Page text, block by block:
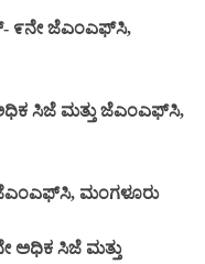
೯ನೇ ಜೆಎಂಎಫ್‌ಸಿ,
ಅಧಿಕ ಸಿಜೆ ಮತ್ತು ಜೆಎಂಎಫ್‌ಸಿ,
ಮಂಗಳೂರು
ಅಧಿಕ ಸಿಜೆ ಮತ್ತು